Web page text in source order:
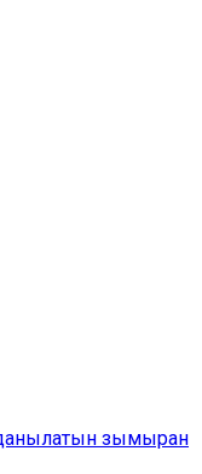
зымыран